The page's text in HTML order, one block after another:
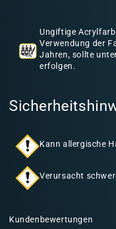
Ungiftige
Verwendung der
Jahren, sollte
erfolgen.
Kann allergische
Verursacht
Kundenbewertungen